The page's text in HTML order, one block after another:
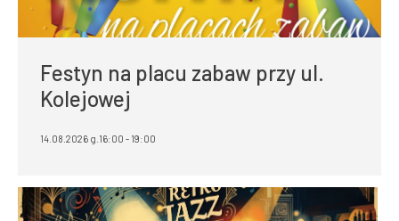
Festyn na placu zabaw przy ul.
Kolejowej
14.08.2026 g.16:00 - 19:00